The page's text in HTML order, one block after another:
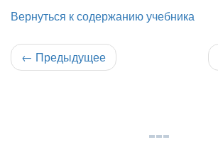
Вернуться к содержанию учебника
← Предыдущее